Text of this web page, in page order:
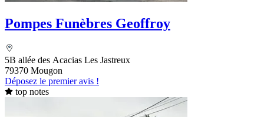
Pompes Funèbres Geoffroy
5B allée des Acacias Les Jastreux
79370 Mougon
Déposez le premier avis !
top notes